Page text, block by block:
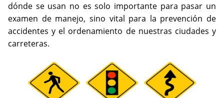
dónde se usan no es solo importante para pasar un
examen de manejo, sino vital para la prevención de
accidentes y el ordenamiento de nuestras ciudades y
carreteras.